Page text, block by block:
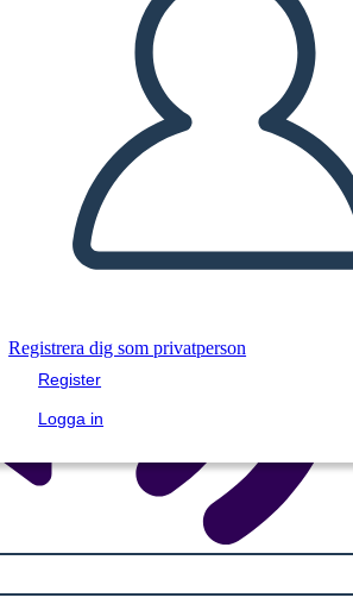
Registrera dig som privatperson
Register
Logga in
SPELA UPP BILDSPEL
LÄS FÖR MIG